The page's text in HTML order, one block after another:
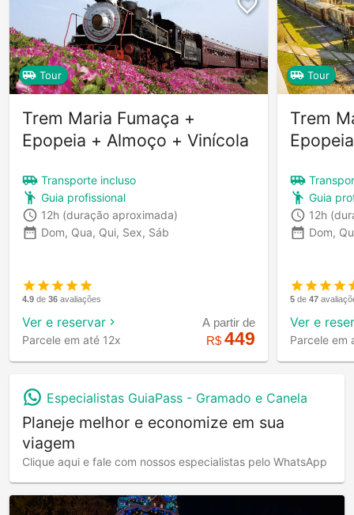
Tour
Trem Maria Fumaça +
Epopeia + Almoço + Vinícola
Transporte incluso
Guia profissional
12h (duração aproximada)
Dom, Qua, Qui, Sex, Sáb
4.9 de 36 avaliações
Ver e reservar
Parcele em até 12x
A partir de
R$449
Tour
Trem
Guia
12h
Dom,
5 de 47
Ver e
Parcele em
Especialistas GuiaPass - Gramado e Canela
Planeje melhor e economize em sua
viagem
Clique aqui e fale com nossos especialistas pelo WhatsApp